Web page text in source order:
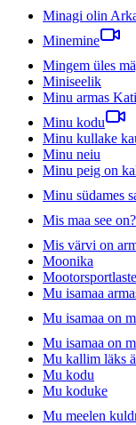
Minagi olin
Minemine
Mingem üles
Miniseelik
Minu armas Kati
Minu kodu
Minu kullake
Minu neiu
Minu peig on
Minu südames
Mis maa see on?
Mis värvi on
Moonika
Mu isamaa
Mu isamaa on
Mu isamaa on
Mu kallim läks
Mu kodu
Mu koduke
Mu meelen